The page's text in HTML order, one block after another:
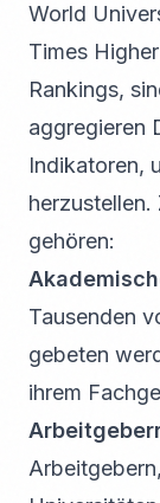
World
Times
Rankings,
aggregieren
Indikatoren,
gehören:
Tausenden
gebeten
ihrem